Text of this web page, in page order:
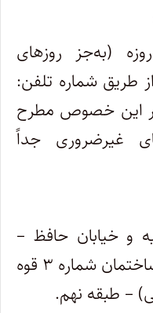
(به‌جز روزهای
تعطیل) از ساعت ۸ الی ۱۶ از طریق شماره تلفن‌:
را در این خصوص مطرح
غیرضروری جداً
و خیابان حافظ –
روبروی دانشگاه امیرکبیر – ساختمان شماره ۳ قوه
– طبقه نهم.